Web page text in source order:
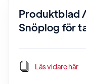
Produktblad
Snöplog för
Läs vidare här